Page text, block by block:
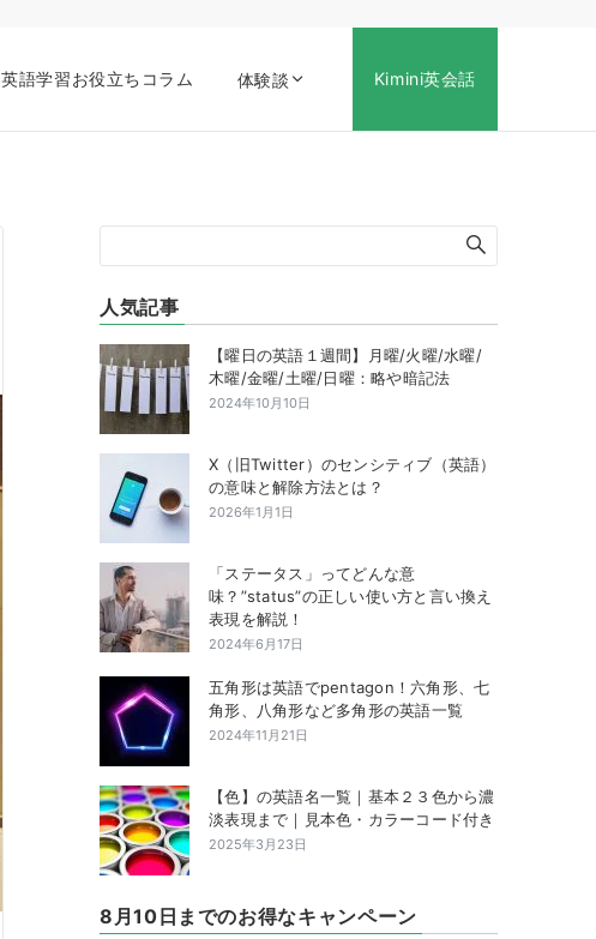
英語学習お役立ちコラム 体験談 Kimini英会話
人気記事
【曜日の英語１週間】月曜/火曜/水曜/
木曜/金曜/土曜/日曜：略や暗記法
2024年10月10日
X（旧Twitter）のセンシティブ（英語）
の意味と解除方法とは？
2026年1月1日
「ステータス」ってどんな意
味？”status”の正しい使い方と言い換え
表現を解説！
2024年6月17日
五角形は英語でpentagon！六角形、七
角形、八角形など多角形の英語一覧
2024年11月21日
【色】の英語名一覧｜基本２３色から濃
淡表現まで｜見本色・カラーコード付き
2025年3月23日
8月10日までのお得なキャンペーン